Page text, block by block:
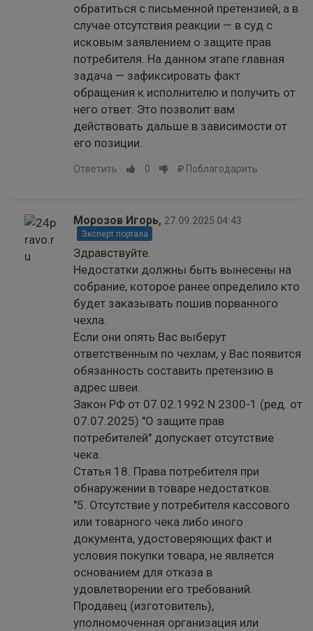
обратиться с письменной претензией, а в
случае отсутствия реакции — в суд с
исковым заявлением о защите прав
потребителя. На данном этапе главная
задача — зафиксировать факт
обращения к исполнителю и получить от
него ответ. Это позволит вам
действовать дальше в зависимости от
его позиции.
Ответить 0 Поблагодарить
Морозов Игорь, 27.09.2025 04:43
Эксперт портала
Здравствуйте.
Недостатки должны быть вынесены на
собрание, которое ранее определило кто
будет заказывать пошив порванного
чехла.
Если они опять Вас выберут
ответственным по чехлам, у Вас появится
обязанность составить претензию в
адрес швеи.
Закон РФ от 07.02.1992 N 2300-1 (ред. от
07.07.2025) "О защите прав
потребителей" допускает отсутствие
чека.
Статья 18. Права потребителя при
обнаружении в товаре недостатков.
"5. Отсутствие у потребителя кассового
или товарного чека либо иного
документа, удостоверяющих факт и
условия покупки товара, не является
основанием для отказа в
удовлетворении его требований.
Продавец (изготовитель),
уполномоченная организация или